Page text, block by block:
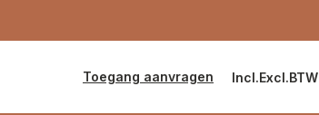
Toegang aanvragen Incl.Excl.BTW